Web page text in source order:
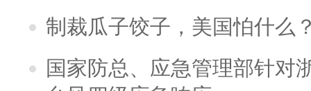
制裁瓜子饺子，美国怕什么
国家防总、应急管理部针对